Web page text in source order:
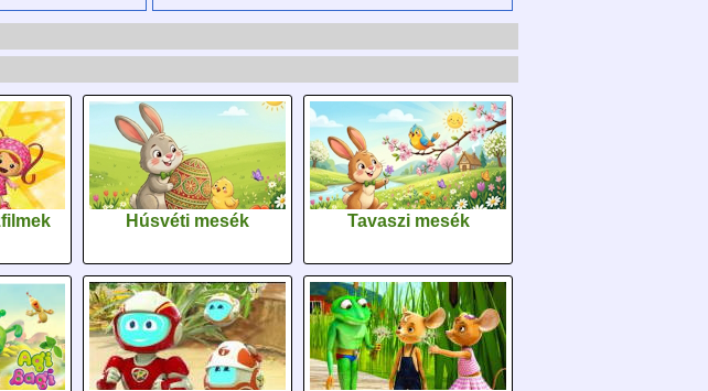
Húsvéti mesék Tavaszi mesék